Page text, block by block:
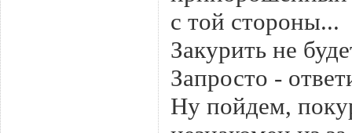
с той стороны...
Закурить не
Запросто -
Ну пойдем,